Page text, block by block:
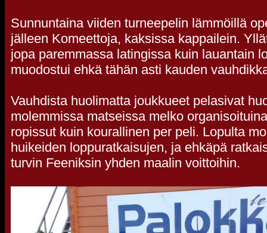
Sunnuntaina viiden turneepelin lämmöillä
jälleen Komeettoja, kaksissa kappailein.
jopa paremmassa latingissa kuin lauantain
muodostui ehkä tähän asti kauden
Vauhdista huolimatta joukkueet pelasivat
molemmissa matseissa melko
ropissut kuin kourallinen per peli. Lopulta
huikeiden loppuratkaisujen, ja ehkäpä
turvin Feeniksin yhden maalin voittoihin.